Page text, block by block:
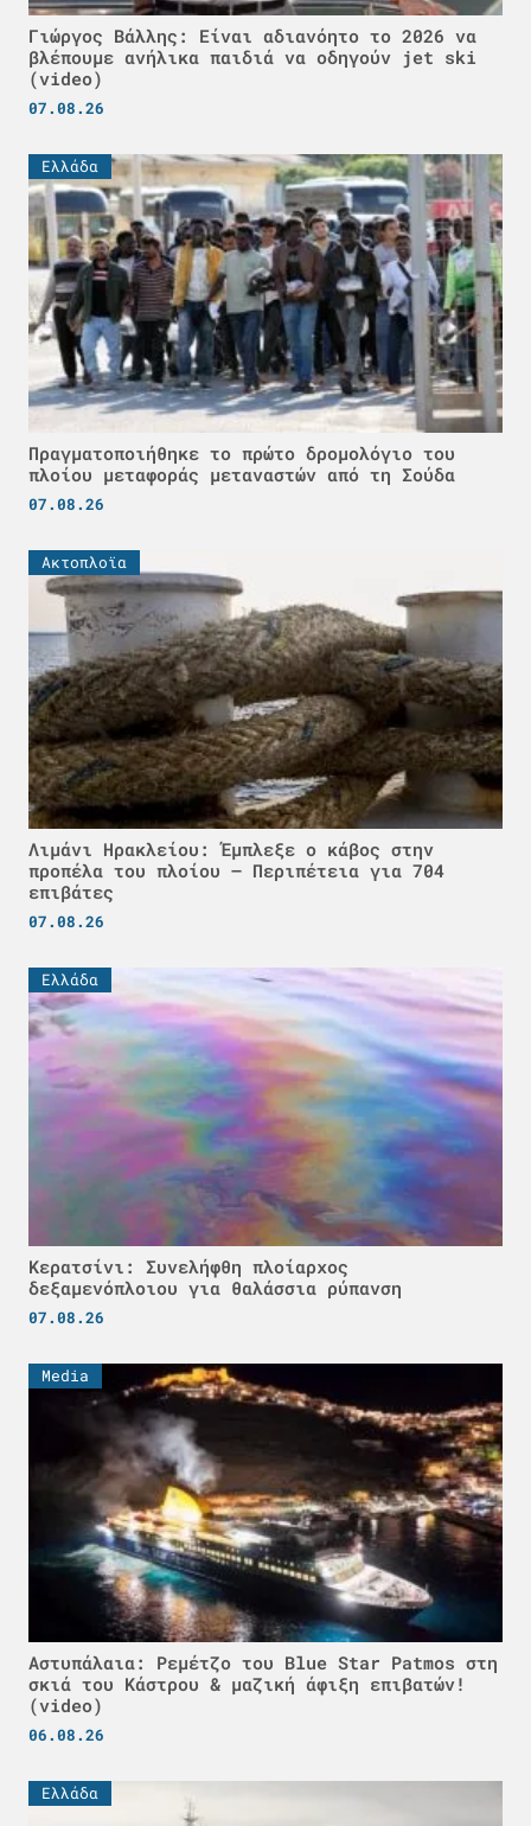
Γιώργος Βάλλης: Είναι αδιανόητο το 2026 να
βλέπουμε ανήλικα παιδιά να οδηγούν jet ski
(video)
07.08.26
Ελλάδα
Πραγματοποιήθηκε το πρώτο δρομολόγιο του
πλοίου μεταφοράς μεταναστών από τη Σούδα
07.08.26
Ακτοπλοϊα
Λιμάνι Ηρακλείου: Έμπλεξε ο κάβος στην
προπέλα του πλοίου – Περιπέτεια για 704
επιβάτες
07.08.26
Ελλάδα
Κερατσίνι: Συνελήφθη πλοίαρχος
δεξαμενόπλοιου για θαλάσσια ρύπανση
07.08.26
Media
Αστυπάλαια: Ρεμέτζο του Blue Star Patmos στη
σκιά του Κάστρου & μαζική άφιξη επιβατών!
(video)
06.08.26
Ελλάδα